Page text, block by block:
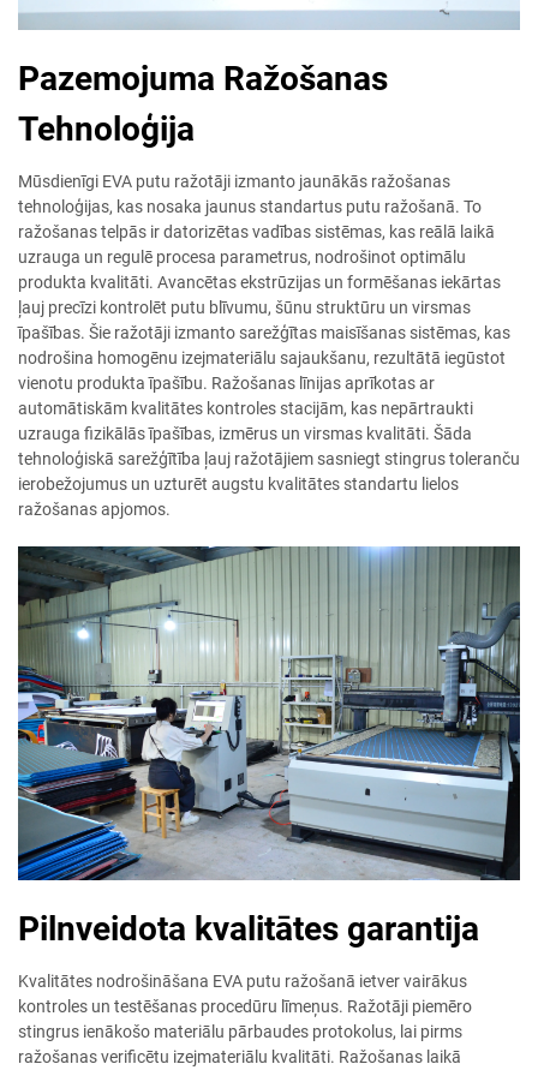
Pazemojuma Ražošanas
Tehnoloģija
Mūsdienīgi EVA putu ražotāji izmanto jaunākās ražošanas
tehnoloģijas, kas nosaka jaunus standartus putu ražošanā. To
ražošanas telpās ir datorizētas vadības sistēmas, kas reālā laikā
uzrauga un regulē procesa parametrus, nodrošinot optimālu
produkta kvalitāti. Avancētas ekstrūzijas un formēšanas iekārtas
ļauj precīzi kontrolēt putu blīvumu, šūnu struktūru un virsmas
īpašības. Šie ražotāji izmanto sarežģītas maisīšanas sistēmas, kas
nodrošina homogēnu izejmateriālu sajaukšanu, rezultātā iegūstot
vienotu produkta īpašību. Ražošanas līnijas aprīkotas ar
automātiskām kvalitātes kontroles stacijām, kas nepārtraukti
uzrauga fizikālās īpašības, izmērus un virsmas kvalitāti. Šāda
tehnoloģiskā sarežģītība ļauj ražotājiem sasniegt stingrus toleranču
ierobežojumus un uzturēt augstu kvalitātes standartu lielos
ražošanas apjomos.
Pilnveidota kvalitātes garantija
Kvalitātes nodrošināšana EVA putu ražošanā ietver vairākus
kontroles un testēšanas procedūru līmeņus. Ražotāji piemēro
stingrus ienākošo materiālu pārbaudes protokolus, lai pirms
ražošanas verificētu izejmateriālu kvalitāti. Ražošanas laikā